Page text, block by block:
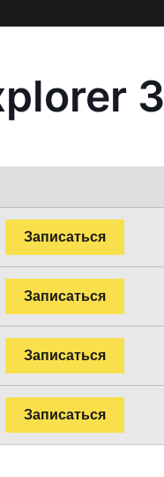
3
Записаться
Записаться
Записаться
Записаться